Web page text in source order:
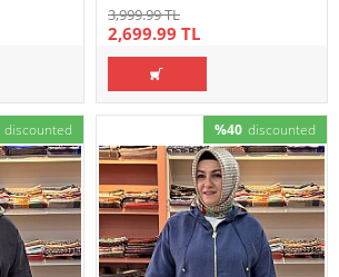
3,999.99 TL
2,699.99 TL
discounted %40 discounted